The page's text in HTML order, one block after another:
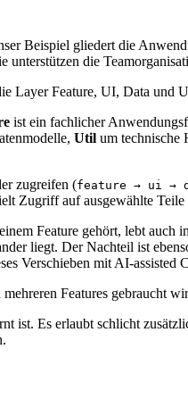
Beispiel gliedert die
die
ist ein fachlicher
Util um technische
zugreifen (feature → ui →
Zugriff auf ausgewählte
Feature gehört, lebt
liegt. Der Nachteil ist
Verschieben mit AI-assisted
ist. Es erlaubt schlicht